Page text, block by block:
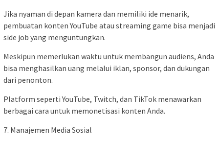
Jika nyaman di depan kamera dan memiliki ide menarik,
pembuatan konten YouTube atau streaming game bisa menjadi
side job yang menguntungkan.
Meskipun memerlukan waktu untuk membangun audiens, Anda
bisa menghasilkan uang melalui iklan, sponsor, dan dukungan
dari penonton.
Platform seperti YouTube, Twitch, dan TikTok menawarkan
berbagai cara untuk memonetisasi konten Anda.
7. Manajemen Media Sosial